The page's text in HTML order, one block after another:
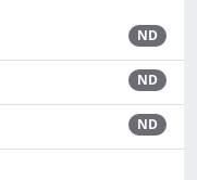
ND
ND
ND